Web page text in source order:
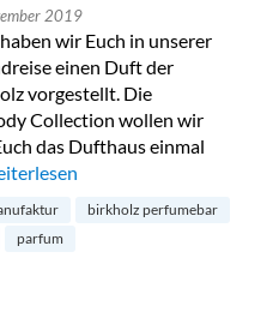
2019
wir Euch in unserer
einen Duft der
vorgestellt. Die
Collection wollen wir
das Dufthaus einmal
Manufaktur Birkholz in
birkholz perfumebar
parfum